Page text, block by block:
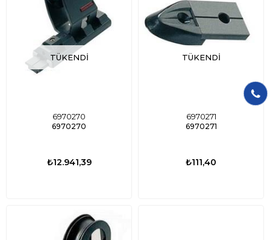
TÜKENDI
6970270
6970270
₺12.941,39
TÜKENDI
6970271
6970271
₺111,40